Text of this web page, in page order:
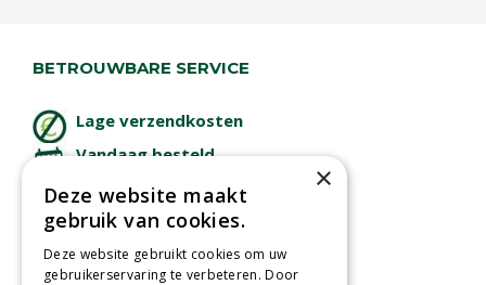
BETROUWBARE SERVICE
Lage verzendkosten
Vandaag besteld
Afhalen in tuincentrum
Betaal veilig
met iDeal - Wero
×
Deze website maakt
gebruik van cookies.
Deze website gebruikt cookies om uw
gebruikerservaring te verbeteren. Door